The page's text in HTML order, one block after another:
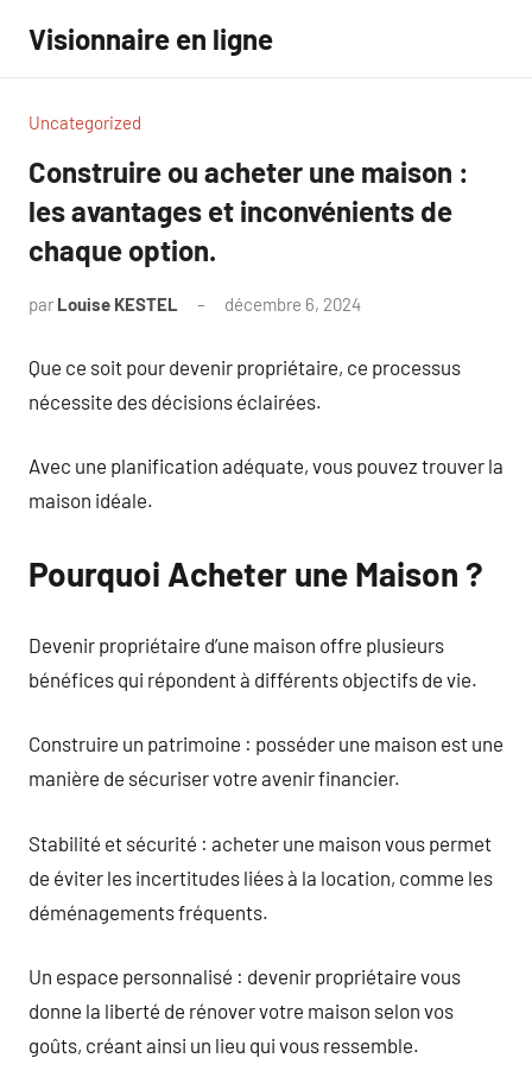
contenu
Visionnaire en ligne
Uncategorized
Construire ou acheter une maison :
les avantages et inconvénients de
chaque option.
par Louise KESTEL décembre 6, 2024
Que ce soit pour devenir propriétaire, ce processus
nécessite des décisions éclairées.
Avec une planification adéquate, vous pouvez trouver la
maison idéale.
Pourquoi Acheter une Maison ?
Devenir propriétaire d’une maison offre plusieurs
bénéfices qui répondent à différents objectifs de vie.
Construire un patrimoine : posséder une maison est une
manière de sécuriser votre avenir financier.
Stabilité et sécurité : acheter une maison vous permet
de éviter les incertitudes liées à la location, comme les
déménagements fréquents.
Un espace personnalisé : devenir propriétaire vous
donne la liberté de rénover votre maison selon vos
goûts, créant ainsi un lieu qui vous ressemble.